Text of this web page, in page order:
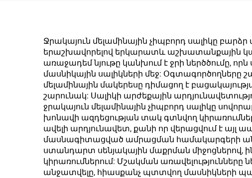
(0,2 մմ), բարձր
փայլուն և մատե
մակերես
սանդղակային
մասերի համար
մմ,
մատե
Ջրակայուն մելամինային չիպբորդ սալիկը
երաշխավորելով երկարատև աշխատանքային
առաջադեմ նյութը կանխում է ջրի ներծծումը,
մասնիկային սալիկների մեջ:
մելամինային մակերեսը դիմացող է
շարունակ: Սալիկի արժեքային
ջրակայուն մելամինային չիպբորդ սալիկը
խոնավի ազդեցության տակ գտնվող
ավելի արդյունավետ, քանի որ վերացվում է
մասնագիտացված ամրացման համակարգերի
ստանդարտ սենյակային մաքրման
կիրառումներում: Մշակման
անջատվելը, հիասքանչ պտտվող մասնիկների